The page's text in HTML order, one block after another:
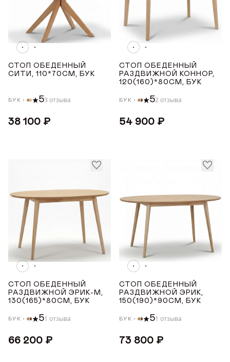
Награды
Телепроекты
4-8
6-10
Показать все
ТОНИРОВКА
Белая эмаль
Белый
Светлый дуб с чёрной патиной
Светлый дуб
Орех Макадамия
Показать все
СТОЛ ОБЕДЕННЫЙ
СИТИ, 110*70СМ, БУК
БУК 53 отзыва
38 100 ₽
СТОЛ ОБЕДЕННЫЙ
РАЗДВИЖНОЙ КОННОР,
120(160)*80СМ, БУК
БУК 52 отзыва
54 900 ₽
СТОЛ ОБЕДЕННЫЙ
РАЗДВИЖНОЙ ЭРИК-М,
130(165)*80СМ, БУК
БУК 51 отзыва
66 200 ₽
СТОЛ ОБЕДЕННЫЙ
РАЗДВИЖНОЙ ЭРИК,
150(190)*90СМ, БУК
БУК 51 отзыва
73 800 ₽